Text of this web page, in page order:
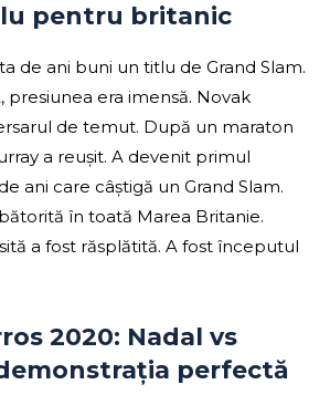
pentru britanic
de ani buni un titlu de Grand Slam.
presiunea era imensă. Novak
de temut. După un maraton
a reușit. A devenit primul
ani care câștigă un Grand Slam.
în toată Marea Britanie.
a fost răsplătită. A fost începutul
2020: Nadal vs
perfectă